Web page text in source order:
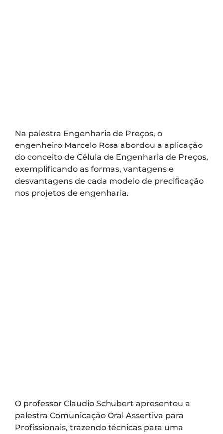
Na palestra Engenharia de Preços, o
engenheiro Marcelo Rosa abordou a aplicação
do conceito de Célula de Engenharia de Preços,
exemplificando as formas, vantagens e
desvantagens de cada modelo de precificação
nos projetos de engenharia.
O professor Claudio Schubert apresentou a
palestra Comunicação Oral Assertiva para
Profissionais, trazendo técnicas para uma